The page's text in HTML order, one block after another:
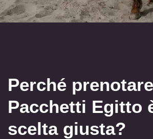
Perché
Pacchetti Egitto
scelta giusta?